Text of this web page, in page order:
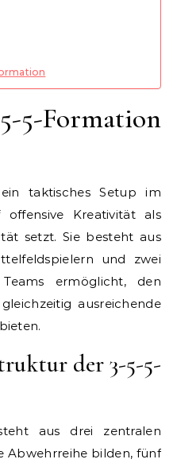
5-Formation
taktisches Setup im
Kreativität als
setzt. Sie besteht aus
und zwei
ermöglicht, den
ausreichende
der 3-5-5-
aus drei zentralen
Abwehrreihe bilden, fünf